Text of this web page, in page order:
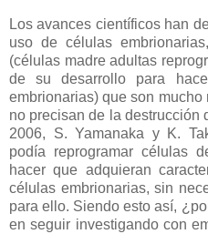
Los avances científicos han
uso de células
(células madre adultas
de su desarrollo para
embrionarias) que son
no precisan de la destrucción
2006, S. Yamanaka y K.
podía reprogramar células
hacer que adquieran
células embrionarias, sin
para ello. Siendo esto así,
en seguir investigando con